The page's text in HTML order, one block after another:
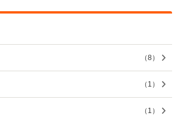
（8）
（ 1 ）
（ 1 ）